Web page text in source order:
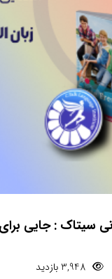
سیتاک : جایی
3,948 بازدید